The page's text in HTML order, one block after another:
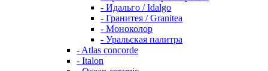
- Идальго / Idalgo
- Гранитея / Granitea
- Моноколор
- Уральская палитра
- Atlas concorde
- Italon